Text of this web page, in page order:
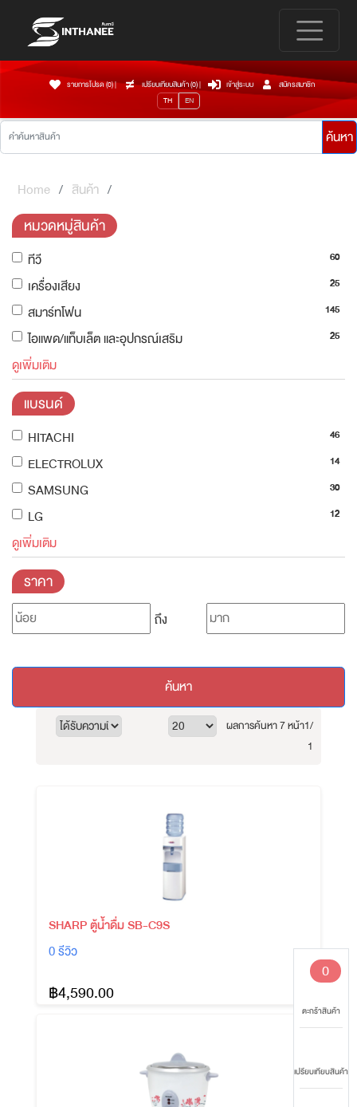
รายการโปรด (0)| เปรียบเทียบสินค้า (0)| เข้าสู่ระบบ
สมัครสมาชิก
TH
EN
ค้นหา
0
ตะกร้าสินค้า
เปรียบเทียบสินค้า
Home สินค้า
หมวดหมู่สินค้า
ทีวี 60
เครื่องเสียง 25
สมาร์ทโฟน 145
ไอแพด/แท็บเล็ต และอุปกรณ์เสริม 25
ดูเพิ่มเติม
แบรนด์
HITACHI 46
ELECTROLUX 14
SAMSUNG 30
LG 12
ดูเพิ่มเติม
ราคา
ถึง
ค้นหา
ผลการค้นหา 7 หน้า1/
1
SHARP ตู้น้ำดื่ม SB-C9S
0 รีวิว
฿4,590.00